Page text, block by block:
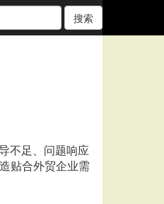
搜索
不足、问题响应
贴合外贸企业需